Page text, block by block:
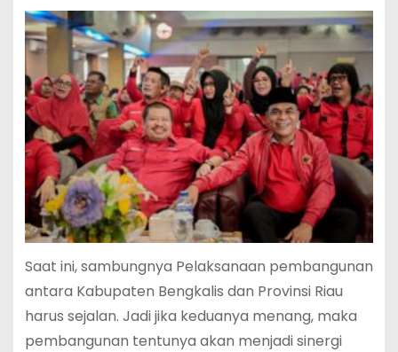
Saat ini, sambungnya Pelaksanaan pembangunan
antara Kabupaten Bengkalis dan Provinsi Riau
harus sejalan. Jadi jika keduanya menang, maka
pembangunan tentunya akan menjadi sinergi